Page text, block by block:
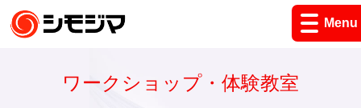
Menu
ワークショップ・体験教室